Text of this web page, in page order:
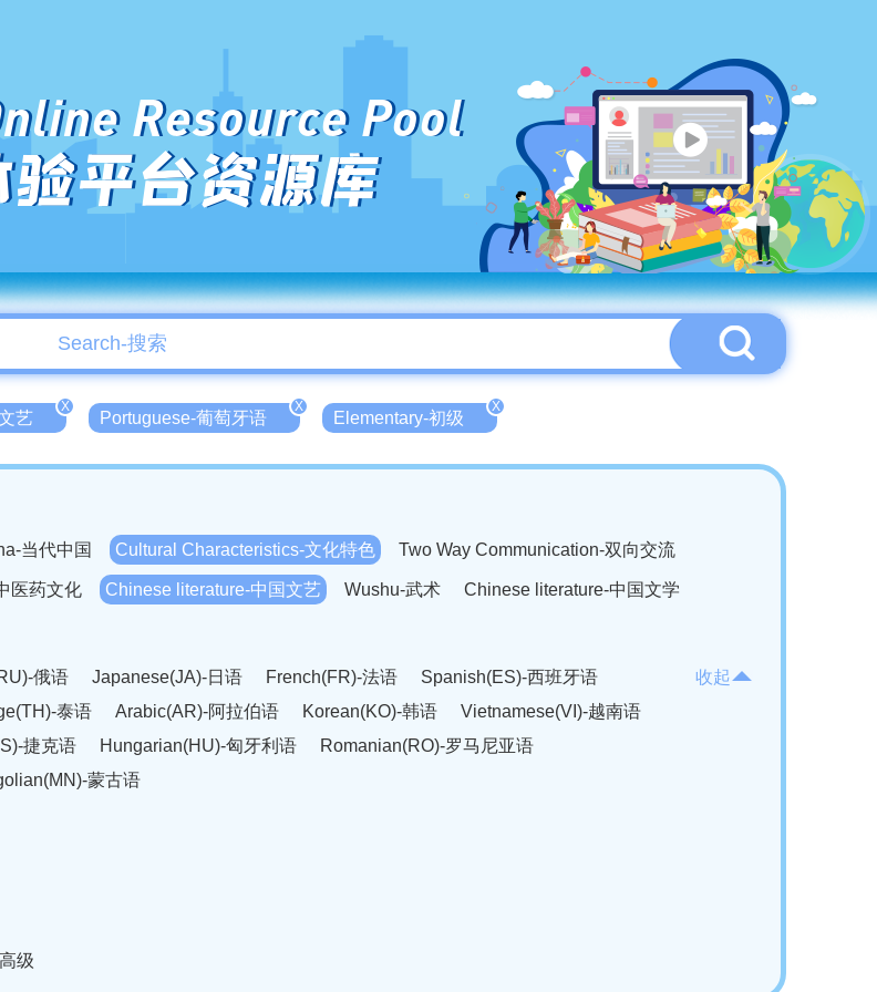
Resource Pool
平台资源库
艺
X
Portuguese-葡萄牙语
X
Elementary-初级
X
当代中国 Cultural Characteristics-文化特色 Two Way Communication-双向交流
医药文化 Chinese literature-中国文艺 Wushu-武术 Chinese literature-中国文学
俄语 Japanese(JA)-日语 French(FR)-法语
Spanish(ES)-西班牙语
泰语 Arabic(AR)-阿拉伯语 Korean(KO)-韩语
Vietnamese(VI)-越南语
捷克语 Hungarian(HU)-匈牙利语
Romanian(RO)-罗马尼亚语
蒙古语
收起
级